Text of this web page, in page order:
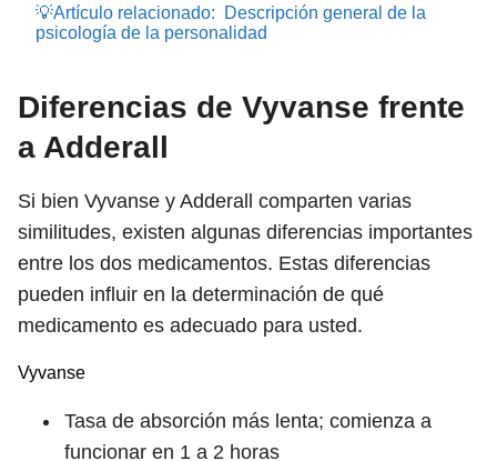
💡Artículo relacionado:
Descripción general de la
psicología de la personalidad
Diferencias de Vyvanse frente
a Adderall
Si bien Vyvanse y Adderall comparten varias
similitudes, existen algunas diferencias importantes
entre los dos medicamentos. Estas diferencias
pueden influir en la determinación de qué
medicamento es adecuado para usted.
Vyvanse
Tasa de absorción más lenta; comienza a
funcionar en 1 a 2 horas